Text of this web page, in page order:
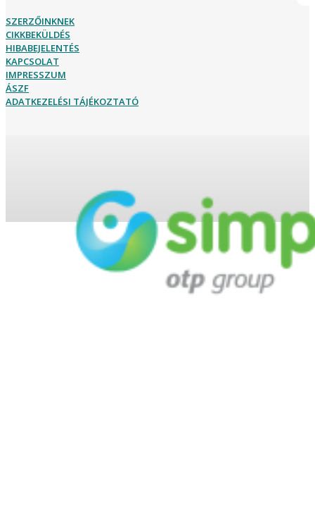
SZERZŐINKNEK
CIKKBEKÜLDÉS
HIBABEJELENTÉS
KAPCSOLAT
IMPRESSZUM
ÁSZF
ADATKEZELÉSI TÁJÉKOZTATÓ